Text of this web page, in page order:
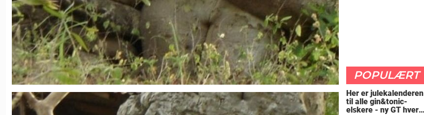
POPULÆRT
Her er julekalenderen
til alle gin&tonic-
elskere - ny GT hver